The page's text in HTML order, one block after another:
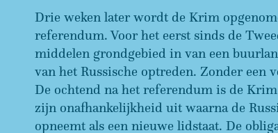
Drie weken later wordt de Krim
referendum. Voor het eerst sinds de
middelen grondgebied in van een
van het Russische optreden. Zonder een
De ochtend na het referendum is de
zijn onafhankelijkheid uit waarna de
opneemt als een nieuwe lidstaat. De